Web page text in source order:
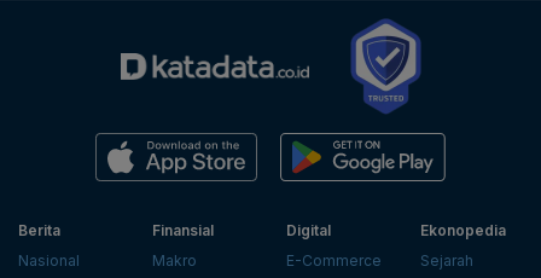
Berita
Nasional
Finansial
Makro
Digital
E-Commerce
Ekonopedia
Sejarah